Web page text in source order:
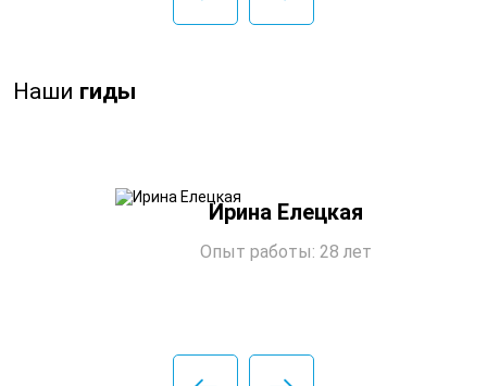
Наши гиды
Ирина Елецкая
Опыт работы: 28 лет